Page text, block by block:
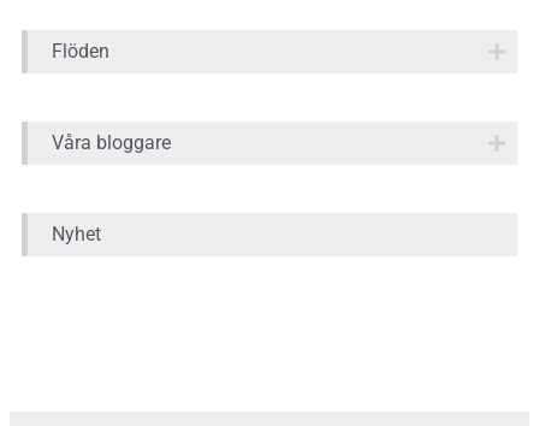
Flöden
Våra bloggare
Nyhet